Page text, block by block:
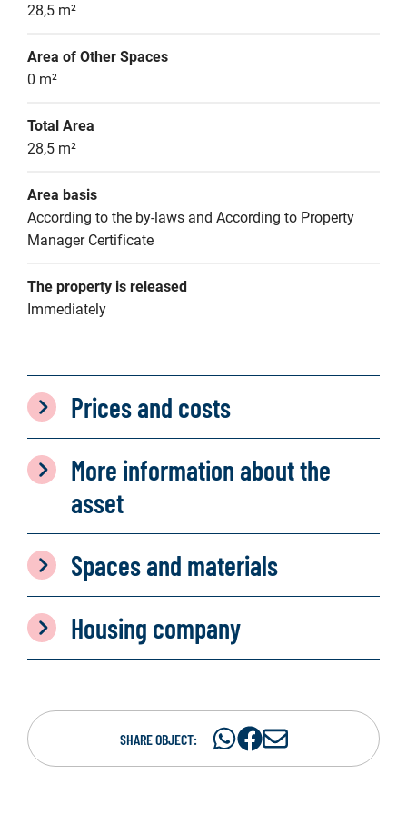
28,5 m²
Area of Other Spaces
0 m²
Total Area
28,5 m²
Area basis
According to the by-laws and According to Property
Manager Certificate
The property is released
Immediately
Prices and costs
More information about the
asset
Spaces and materials
Housing company
SHARE OBJECT:
ShareShare
S